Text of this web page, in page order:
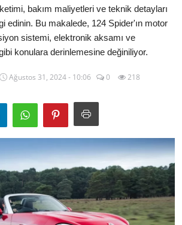
bakım maliyetleri ve teknik detayları
edinin. Bu makalede, 124 Spider'ın motor
sistemi, elektronik aksamı ve
konulara derinlemesine değiniliyor.
Ağustos 31, 2024 - 10:06 0 218